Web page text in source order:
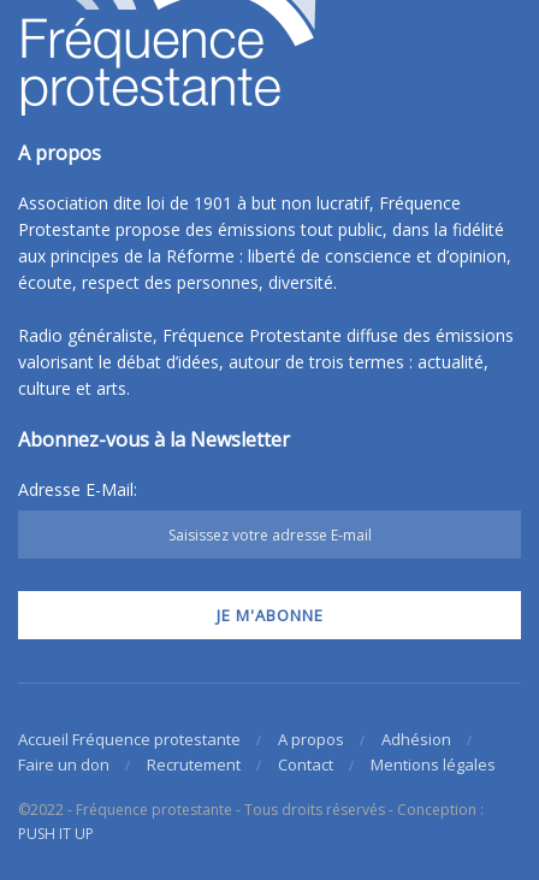
A propos
Association dite loi de 1901 à but non lucratif, Fréquence
Protestante propose des émissions tout public, dans la fidélité
aux principes de la Réforme : liberté de conscience et d’opinion,
écoute, respect des personnes, diversité.
Radio généraliste, Fréquence Protestante diffuse des émissions
valorisant le débat d’idées, autour de trois termes : actualité,
culture et arts.
Abonnez-vous à la Newsletter
Adresse E-Mail:
Accueil Fréquence protestante A propos
Adhésion
Faire un don
Recrutement Contact Mentions légales
©2022 - Fréquence protestante - Tous droits réservés - Conception :
PUSH IT UP